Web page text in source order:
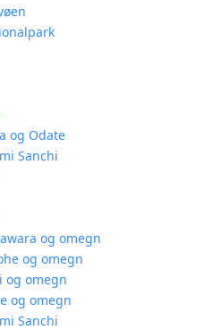
og Odate
Sanchi
og omegn
og omegn
og omegn
og omegn
Sanchi